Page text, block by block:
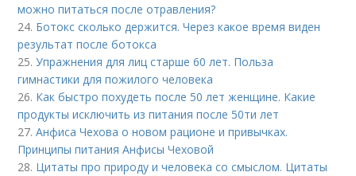
можно питаться после отравления?
24. Ботокс сколько держится. Через какое время виден
результат после ботокса
25.Упражнения для лиц старше 60 лет. Польза
гимнастики для пожилого человека
26. Как быстро похудеть после 50 лет женщине. Какие
продукты исключить из питания после 50ти лет
27.Анфиса Чехова о новом рационе и привычках.
Принципы питания Анфисы Чеховой
28. Цитаты про природу и человека со смыслом. Цитаты